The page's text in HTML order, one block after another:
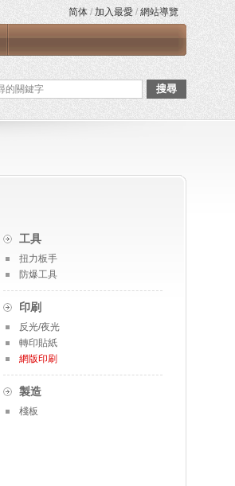
简体 / 加入最愛 /網站導覽
搜尋
工具
扭力板手
防爆工具
印刷
反光/夜光
轉印貼紙
網版印刷
製造
棧板